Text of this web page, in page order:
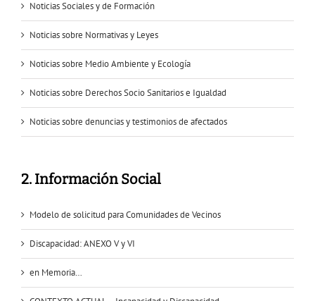
Noticias Sociales y de Formación
Noticias sobre Normativas y Leyes
Noticias sobre Medio Ambiente y Ecología
Noticias sobre Derechos Socio Sanitarios e Igualdad
Noticias sobre denuncias y testimonios de afectados
2. Información Social
Modelo de solicitud para Comunidades de Vecinos
Discapacidad: ANEXO V y VI
en Memoria…